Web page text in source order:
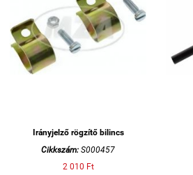
Irányjelző rögzítő bilincs
Cikkszám: S000457
2 010 Ft